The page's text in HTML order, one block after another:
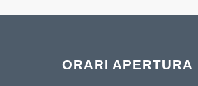
ORARI APERTURA